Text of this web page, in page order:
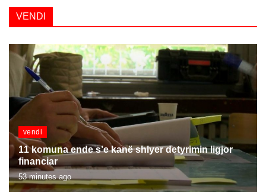
VENDI
vendi
11 komuna ende s’e kanë shlyer detyrimin ligjor
financiar
53 minutes ago